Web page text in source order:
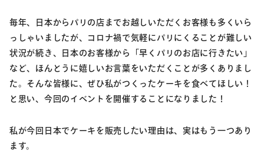
毎年、日本からパリの店までお越しいただくお客様も多くいら
っしゃいましたが、コロナ禍で気軽にパリにくることが難しい
状況が続き、日本のお客様から「早くパリのお店に行きたい」
など、ほんとうに嬉しいお言葉をいただくことが多くありまし
た。そんな皆様に、ぜひ私がつくったケーキを食べてほしい！
と思い、今回のイベントを開催することになりました！
私が今回日本でケーキを販売したい理由は、実はもう一つあり
ます。